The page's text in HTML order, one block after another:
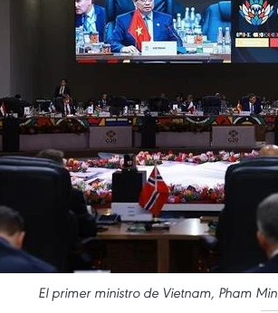
El primer ministro de Vietnam, Pham